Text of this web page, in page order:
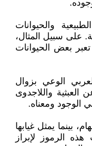
والحيوانات
على سبيل المثال،
تعبر بعض الحيوانات
الوعي بزوال
واللاجدوى
الوجود ومعناه.
بينما يمثل غيابها
الرموز لإبراز